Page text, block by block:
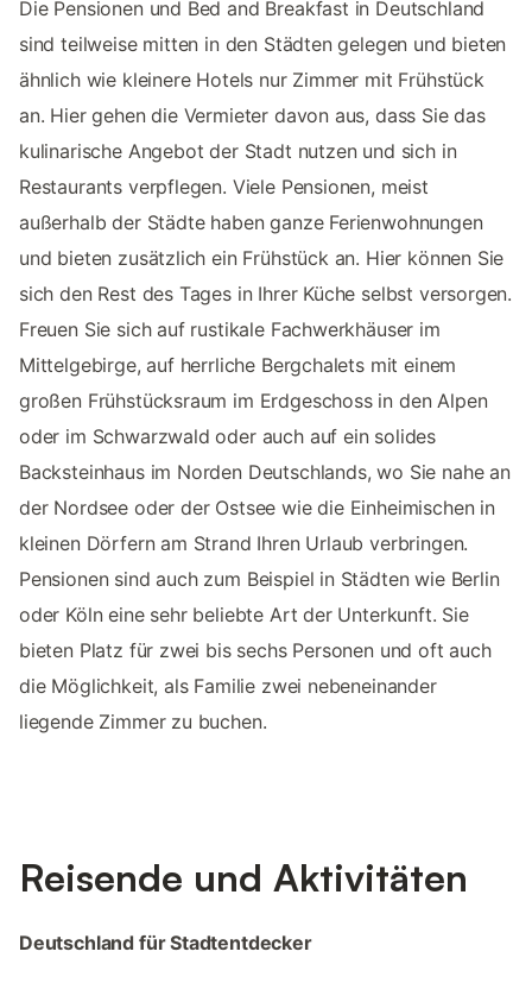
Die Pensionen und Bed and Breakfast in Deutschland
sind teilweise mitten in den Städten gelegen und bieten
ähnlich wie kleinere Hotels nur Zimmer mit Frühstück
an. Hier gehen die Vermieter davon aus, dass Sie das
kulinarische Angebot der Stadt nutzen und sich in
Restaurants verpflegen. Viele Pensionen, meist
außerhalb der Städte haben ganze Ferienwohnungen
und bieten zusätzlich ein Frühstück an. Hier können Sie
sich den Rest des Tages in Ihrer Küche selbst versorgen.
Freuen Sie sich auf rustikale Fachwerkhäuser im
Mittelgebirge, auf herrliche Bergchalets mit einem
großen Frühstücksraum im Erdgeschoss in den Alpen
oder im Schwarzwald oder auch auf ein solides
Backsteinhaus im Norden Deutschlands, wo Sie nahe an
der Nordsee oder der Ostsee wie die Einheimischen in
kleinen Dörfern am Strand Ihren Urlaub verbringen.
Pensionen sind auch zum Beispiel in Städten wie Berlin
oder Köln eine sehr beliebte Art der Unterkunft. Sie
bieten Platz für zwei bis sechs Personen und oft auch
die Möglichkeit, als Familie zwei nebeneinander
liegende Zimmer zu buchen.
Reisende und Aktivitäten
Deutschland für Stadtentdecker